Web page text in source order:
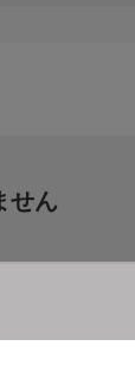
せん